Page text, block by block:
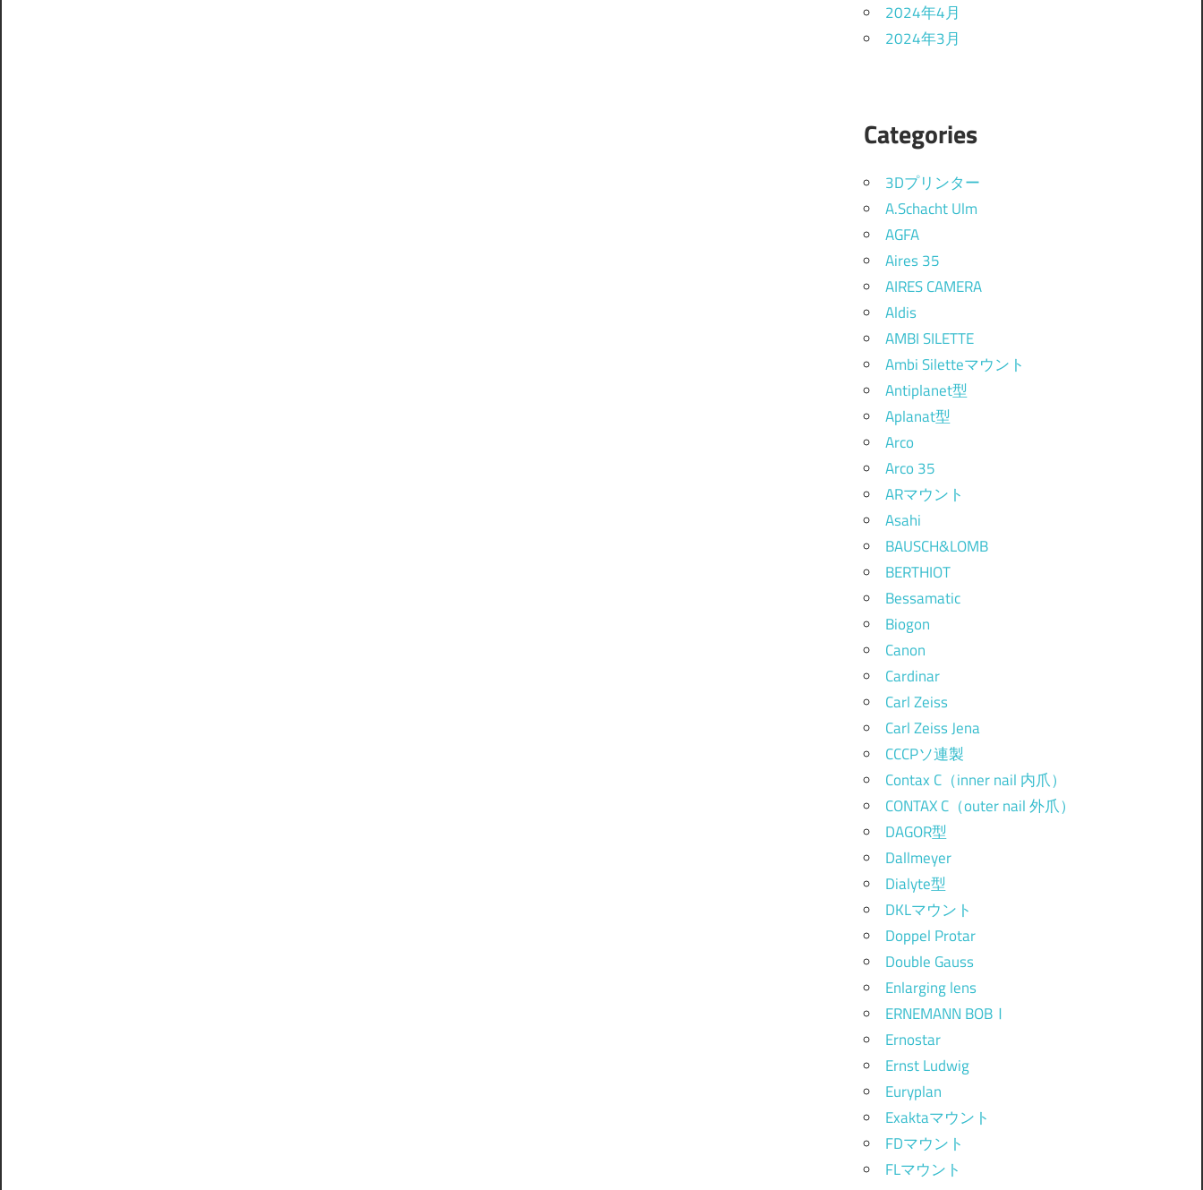
2024年4月
2024年3月
Categories
3Dプリンター
A.Schacht Ulm
AGFA
Aires 35
AIRES CAMERA
Aldis
AMBI SILETTE
Ambi Siletteマウント
Antiplanet型
Aplanat型
Arco
Arco 35
ARマウント
Asahi
BAUSCH&LOMB
BERTHIOT
Bessamatic
Biogon
Canon
Cardinar
Carl Zeiss
Carl Zeiss Jena
CCCPソ連製
Contax C（inner nail 内爪）
CONTAX C（outer nail 外爪）
DAGOR型
Dallmeyer
Dialyte型
DKLマウント
Doppel Protar
Double Gauss
Enlarging lens
ERNEMANN BOBⅠ
Ernostar
Ernst Ludwig
Euryplan
Exaktaマウント
FDマウント
FLマウント